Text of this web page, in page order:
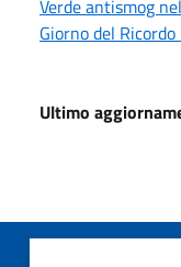
Verde antismog
Giorno del
Ultimo